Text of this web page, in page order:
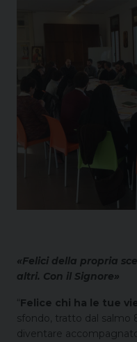
«Felici della propria
altri. Con il Signore»
“Felice chi ha le tue
sfondo, tratto dal salmo
diventare